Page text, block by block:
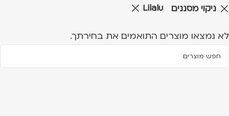
ניקוי מסננים Lilalu
לא נמצאו מוצרים התואמים את בחירתך.